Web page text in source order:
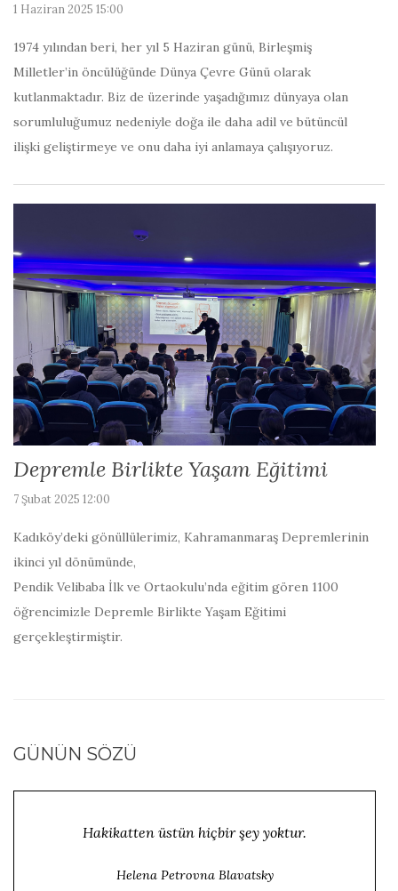
1 Haziran 2025 15:00
1974 yılından beri, her yıl 5 Haziran günü, Birleşmiş
Milletler’in öncülüğünde Dünya Çevre Günü olarak
kutlanmaktadır. Biz de üzerinde yaşadığımız dünyaya olan
sorumluluğumuz nedeniyle doğa ile daha adil ve bütüncül
ilişki geliştirmeye ve onu daha iyi anlamaya çalışıyoruz.
Depremle Birlikte Yaşam Eğitimi
7 Şubat 2025 12:00
Kadıköy’deki gönüllülerimiz, Kahramanmaraş Depremlerinin
ikinci yıl dönümünde,
Pendik Velibaba İlk ve Ortaokulu’nda eğitim gören 1100
öğrencimizle Depremle Birlikte Yaşam Eğitimi
gerçekleştirmiştir.
GÜNÜN SÖZÜ
Hakikatten üstün hiçbir şey yoktur.
Helena Petrovna Blavatsky